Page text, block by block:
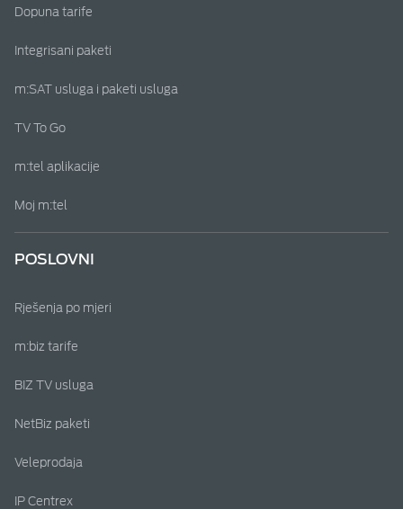
Dopuna tarife
Integrisani paketi
m:SAT usluga i paketi usluga
TV To Go
m:tel aplikacije
Moj m:tel
POSLOVNI
Rješenja po mjeri
m:biz tarife
BIZ TV usluga
NetBiz paketi
Veleprodaja
IP Centrex